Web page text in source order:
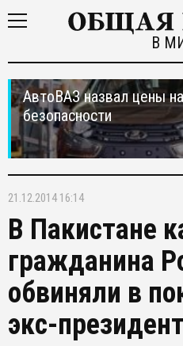
В
АвтоВАЗ назвал цены
безопасности
21.12.2014 16:14
В Пакистане
гражданина
обвиняли в
экс-